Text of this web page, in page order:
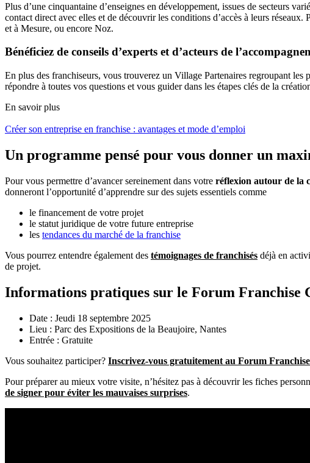
Plus d’une cinquantaine d’enseignes en développement, issues de secteurs
contact direct avec elles et de découvrir les conditions d’accès à leurs
et à Mesure, ou encore Noz.
Bénéficiez de conseils d’experts et d’acteurs de
En plus des franchiseurs, vous trouverez un Village Partenaires regroupant les
répondre à toutes vos questions et vous guider dans les étapes clés de la
En savoir plus
Créer son entreprise en franchise : avantages et mode d’emploi
Un programme pensé pour vous donner un
Pour vous permettre d’avancer sereinement dans votre réflexion autour de la
donneront l’opportunité d’apprendre sur des sujets essentiels comme
le financement de votre projet
le statut juridique de votre future entreprise
les tendances du marché de la franchise
Vous pourrez entendre également des témoignages de franchisés déjà en
de projet.
Informations pratiques sur le Forum Franchise
Date : Jeudi 18 septembre 2025
Lieu : Parc des Expositions de la Beaujoire, Nantes
Entrée : Gratuite
Vous souhaitez participer? Inscrivez-vous gratuitement au Forum
Pour préparer au mieux votre visite, n’hésitez pas à découvrir les fiches
de signer pour éviter les mauvaises surprises.